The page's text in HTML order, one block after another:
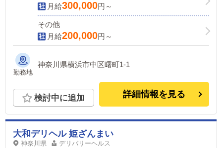
月給300,000円～
その他
月給200,000円～
勤務地
神奈川県横浜市中区曙町1-1
検討中に追加 詳細情報を見る
大和デリヘル 姫ざんまい
神奈川県 デリバリーヘルス